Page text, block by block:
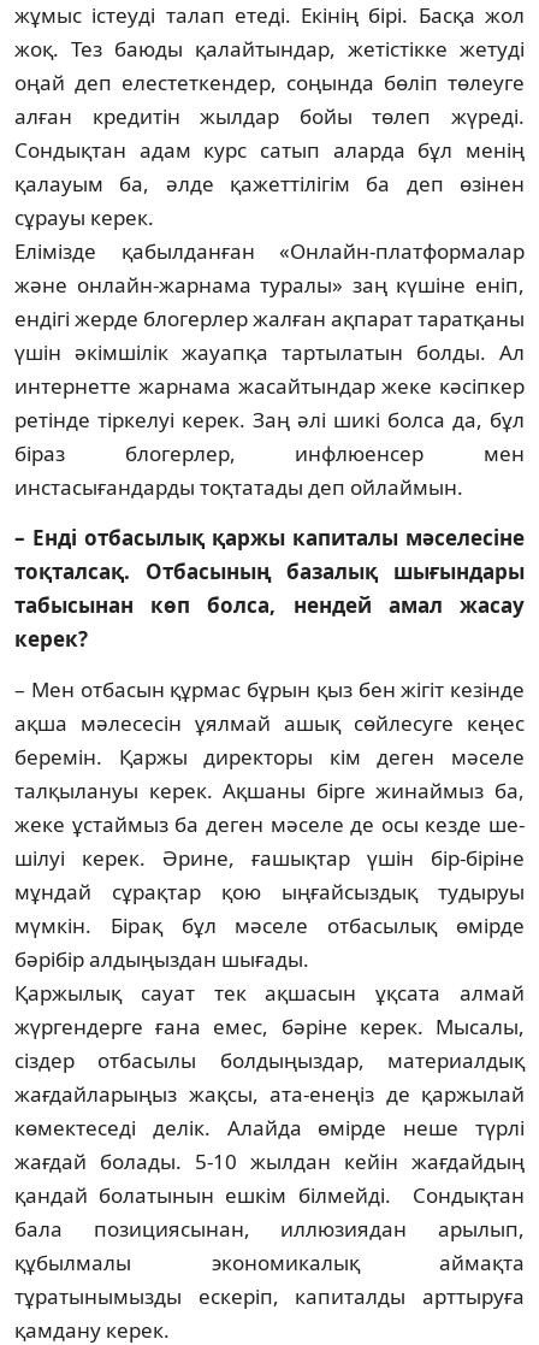
жұмыс істеуді талап етеді. Екінің бірі. Басқа жол
жоқ. Тез баюды қалайтындар, жетістікке жетуді
оңай деп елестеткендер, соңын­да бөліп төлеуге
алған кредитін жылдар бойы төлеп жүреді.
Сондықтан адам курс са­тып аларда бұл менің
қалауым ба, әлде қажет­ті­лігім ба деп өзінен
сұрауы керек.
Елімізде қабылданған «Онлайн-плат­фор­малар
және онлайн-жарнама туралы» заң кү­ші­не еніп,
ендігі жерде блогерлер жалған ақ­па­рат таратқаны
үшін әкімшілік жауапқа тар­тылатын болды. Ал
интернетте жарнама жа­сайтын­дар жеке кәсіпкер
ретінде тіркелуі керек. Заң әлі шикі болса да, бұл
біраз блогер­лер, ин­флюен­­сер мен
инстасығандарды тоқ­татады деп ойлаймын.
– Енді отбасылық қаржы капита­лы мә­се­лесіне
тоқталсақ. От­ба­сының база­лық шығындары
табысынан көп болса, нендей амал жасау
керек?
– Мен отбасын құр­мас бұ­рын қыз бен жігіт ке­зінде
ақ­ша мәлесесін ұял­май ашық сөйлесуге кеңес
бере­мін. Қаржы директоры кім деген мә­селе
талқылануы керек. Ақшаны бірге жи­най­мыз ба,
жеке ұстаймыз ба деген мә­­селе де осы кезде ше­
шілуі ке­рек. Әрине, ға­шықтар үшін бір-біріне
мұндай сұ­рақ­тар қою ың­­ғай­сыз­дық тудыруы
мүмкін. Біра­қ бұл мәсе­ле от­ба­сылық өмірде
бәрібір ал­дыңыздан шығады.
Қаржылық сауат тек ақ­ша­сын ұқсата ал­май
жүргендерге ға­на емес, бәріне керек. Мы­са­лы,
сіздер отбасылы болдыңыздар, мате­риал­­дық
жағдайларыңыз жақсы, ата-енеңіз де қар­жылай
көмектеседі делік. Алайда өмірде не­ше түрлі
жағдай болады. 5-10 жылдан кейін жағ­дайдың
қандай болатынын ешкім білмейді. Сон­дықтан
бала позициясынан, иллюзиядан ары­лып,
құбылмалы экономикалық аймақта
тұратынымызды ескеріп, капиталды арттыруға
қамдану керек.